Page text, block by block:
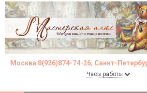
Москва 8(926)874-74-26, Санкт-
Часы работы